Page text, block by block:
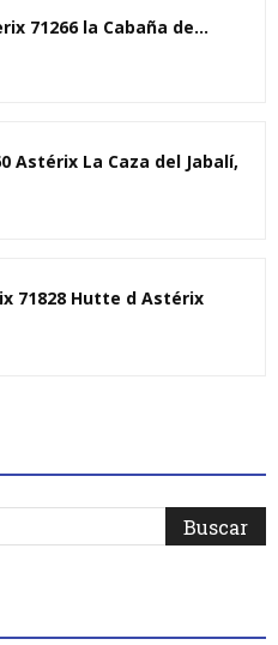
71266 la Cabaña de...
Astérix La Caza del Jabalí,
71828 Hutte d Astérix